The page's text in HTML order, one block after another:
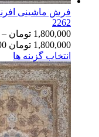
2262
1,800,000 تومان –
1,800,000 تومان through 54,000,000 تومان
انتخاب گزینه ها